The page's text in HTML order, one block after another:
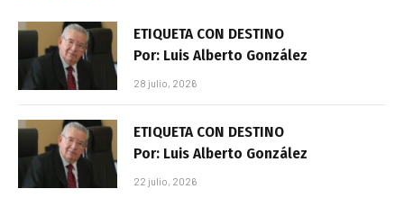
ETIQUETA CON DESTINO
Por: Luis Alberto González
28 julio, 2026
ETIQUETA CON DESTINO
Por: Luis Alberto González
22 julio, 2026